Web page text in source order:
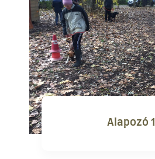
Alapozó 1